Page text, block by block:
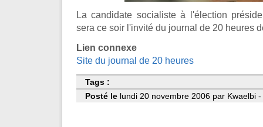
La candidate socialiste à l'élection
sera ce soir l'invité du journal de 20 heures
Lien connexe
Site du journal de 20 heures
Tags :
Posté le lundi 20 novembre 2006 par Kwaelbi